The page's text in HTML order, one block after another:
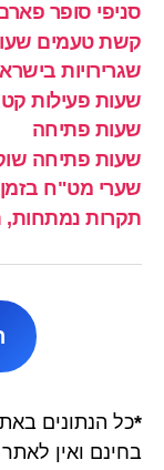
סניפי סופר
קשת טעמים
שגרירויות
שעות פעילות
שעות פתיחה
שעות פתיחה
שערי מט"ח
תקרות נמתחות,
*כל הנתונים
בחינם ואין